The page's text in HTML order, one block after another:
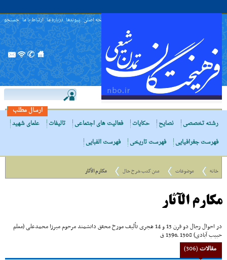
صفحه اصلی پیوندها درباره ما ارتباط با ما جستجو
ارسال مطلب
رشته تخصصی
نصایح حکایات فعالیت های اجتماعی تالیفات
علمای شهید
فهرست جغرافیایی
فهرست تاریخی فهرست الفبایی
خانه موضوعات متن کتب شرح حال مکارم الآثار
مکارم الآثار
در احوال رجال دو قرن 13 و 14 هجری تألیف مورخ محقق دانشمند مرحوم میرزا محمدعلی (معلم
حبیب آبادی) 1308 ـ‌1396 ق
مقالات(306)